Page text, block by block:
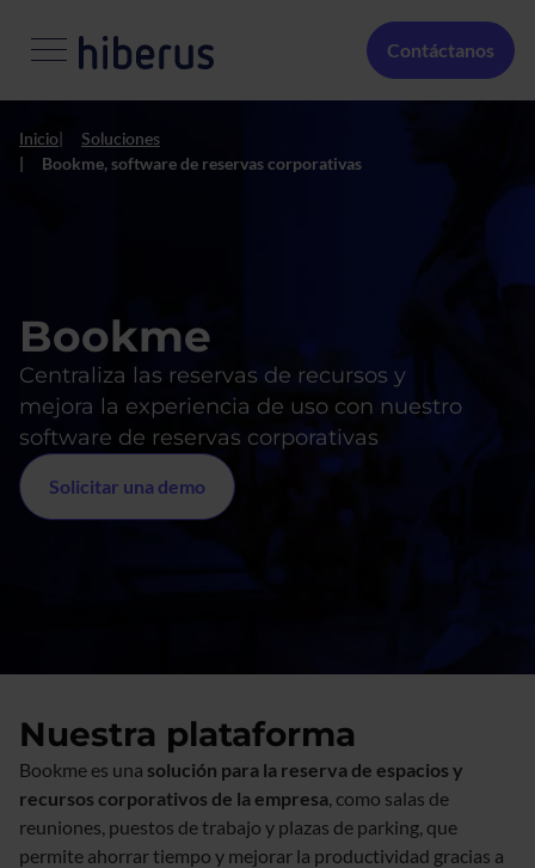
Menú Secundario
Contáctanos
Inicio Soluciones
Bookme, software de reservas corporativas
Bookme
Centraliza las reservas de recursos y
mejora la experiencia de uso con nuestro
software de reservas corporativas
Solicitar una demo
Nuestra plataforma
Bookme es una solución para la reserva de espacios y
recursos corporativos de la empresa, como salas de
reuniones, puestos de trabajo y plazas de parking, que
permite ahorrar tiempo y mejorar la productividad gracias a